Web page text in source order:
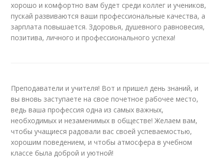
хорошо и комфортно вам будет среди коллег и учеников,
пускай развиваются ваши профессиональные качества, а
зарплата повышается. Здоровья, душевного равновесия,
позитива, личного и профессионального успеха!
Преподаватели и учителя! Вот и пришел день знаний, и
вы вновь заступаете на свое почетное рабочее место,
ведь ваша профессия одна из самых важных,
необходимых и незаменимых в обществе! Желаем вам,
чтобы учащиеся радовали вас своей успеваемостью,
хорошим поведением, и чтобы атмосфера в учебном
классе была доброй и уютной!